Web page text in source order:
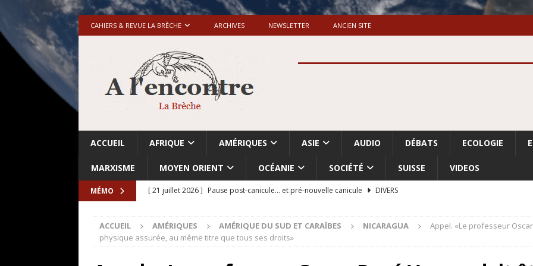
CAHIERS & REVUE LA BRÈCHE ARCHIVES NEWSLETTER ANCIEN SITE
ACCUEIL AFRIQUE AMÉRIQUES ASIE AUDIO DÉBATS ECOLOGIE
MARXISME MOYEN ORIENT OCÉANIE SOCIÉTÉ SUISSE VIDEOS
MÉMO [ 21 juillet 2026 ] Pause post-canicule… et pré-nouvelle canicule
DIVERS
[ 18 juillet 2026 ]
Israël-Palestine. «Accentuation du nettoyage ethnique en Cisjordanie et à Gaza
ACCUEIL AMÉRIQUES AMÉRIQUE DU SUD ET CARAÏBES NICARAGUA
Appel. «Le professeur
physique assurée, au même titre que tous ses droits»